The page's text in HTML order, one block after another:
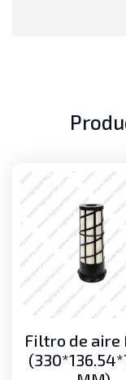
Filtro de aire